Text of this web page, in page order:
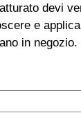
devi
e
in negozio.